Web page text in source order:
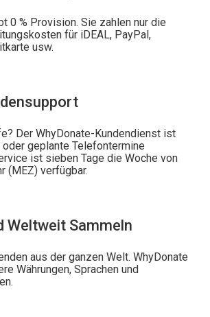
0 % Provision. Sie zahlen nur die
für iDEAL, PayPal,
usw.
Der WhyDonate-Kundendienst ist
oder geplante Telefontermine
ist sieben Tage die Woche von
(MEZ) verfügbar.
Weltweit Sammeln
aus der ganzen Welt. WhyDonate
Währungen, Sprachen und